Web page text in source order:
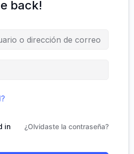
back!
in ¿Olvidaste la contraseña?